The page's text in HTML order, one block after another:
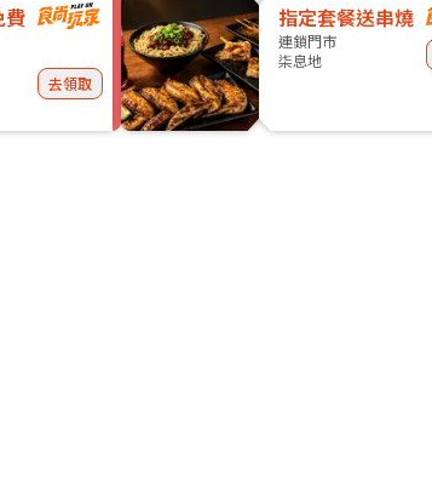
費
去領取
指定套餐送串燒
連鎖門市
柒息地